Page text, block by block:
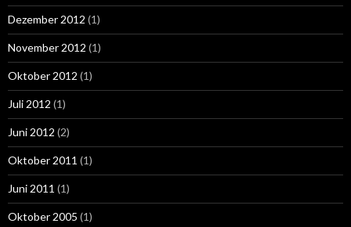
Dezember 2012 (1)
November 2012 (1)
Oktober 2012 (1)
Juli 2012 (1)
Juni 2012 (2)
Oktober 2011 (1)
Juni 2011 (1)
Oktober 2005 (1)